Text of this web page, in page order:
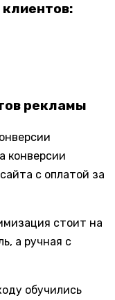
рекламы
конверсии
с оплатой за
стоит на
а ручная с
обучились